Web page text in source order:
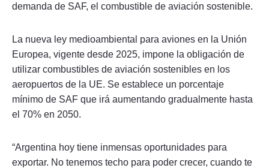
demanda de SAF, el combustible de aviación sostenible.
La nueva ley medioambiental para aviones en la Unión
Europea, vigente desde 2025, impone la obligación de
utilizar combustibles de aviación sostenibles en los
aeropuertos de la UE. Se establece un porcentaje
mínimo de SAF que irá aumentando gradualmente hasta
el 70% en 2050.
“Argentina hoy tiene inmensas oportunidades para
exportar. No tenemos techo para poder crecer, cuando te